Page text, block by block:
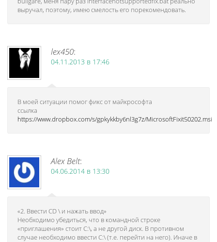
выручал, поэтому, имею смелость его порекомендовать.
lex450:
04.11.2013 в 17:46
В моей ситуации помог фикс от майкрософта
ссылка
https://www.dropbox.com/s/gpkykkby6nl3g7z/MicrosoftFixit50202.msi
Alex Belt:
04.06.2014 в 13:30
«2. Ввести CD \ и нажать ввод»
Необходимо убедиться, что в командной строке
«приглашения» стоит C:\, а не другой диск. В противном
случае необходимо ввести C:\ (т.е. перейти на него). Иначе в